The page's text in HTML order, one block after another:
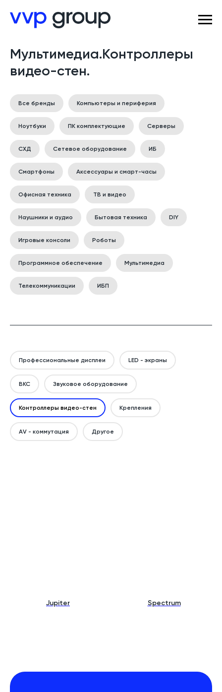
Мультимедиа.Контроллеры
видео-стен.
Все бренды Компьютеры и периферия
Ноутбуки ПК комплектующие Серверы
СХД Сетевое оборудование ИБ
Смартфоны Аксессуары и смарт-часы
Офисная техника ТВ и видео
Наушники и аудио Бытовая техника DIY
Игровые консоли Роботы
Программное обеспечение Мультимедиа
Телекоммуникации ИБП
Профессиональные дисплеи LED - экраны
ВКС Звуковое оборудование
Контроллеры видео-стен Крепления
AV - коммутация Другое
Jupiter Spectrum